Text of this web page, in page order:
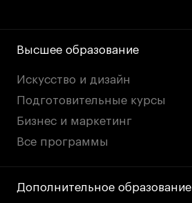
Высшее образование
Искусство и дизайн
Подготовительные курсы
Бизнес и маркетинг
Все программы
Дополнительное образование